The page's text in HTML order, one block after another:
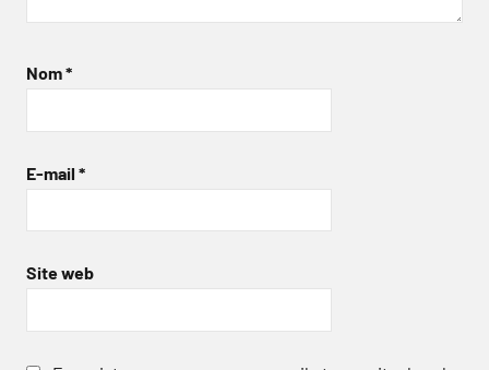
Nom*
E-mail *
Site web